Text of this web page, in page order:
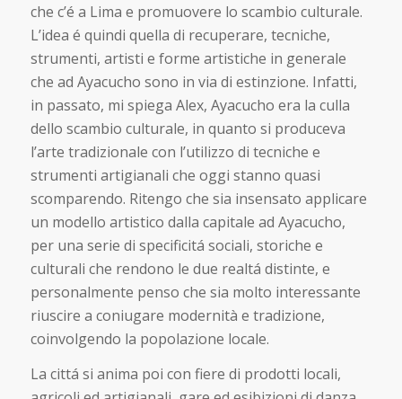
che c’é a Lima e promuovere lo scambio culturale.
L’idea é quindi quella di recuperare, tecniche,
strumenti, artisti e forme artistiche in generale
che ad Ayacucho sono in via di estinzione. Infatti,
in passato, mi spiega Alex, Ayacucho era la culla
dello scambio culturale, in quanto si produceva
l’arte tradizionale con l’utilizzo di tecniche e
strumenti artigianali che oggi stanno quasi
scomparendo. Ritengo che sia insensato applicare
un modello artistico dalla capitale ad Ayacucho,
per una serie di specificitá sociali, storiche e
culturali che rendono le due realtá distinte, e
personalmente penso che sia molto interessante
riuscire a coniugare modernità e tradizione,
coinvolgendo la popolazione locale.
La cittá si anima poi con fiere di prodotti locali,